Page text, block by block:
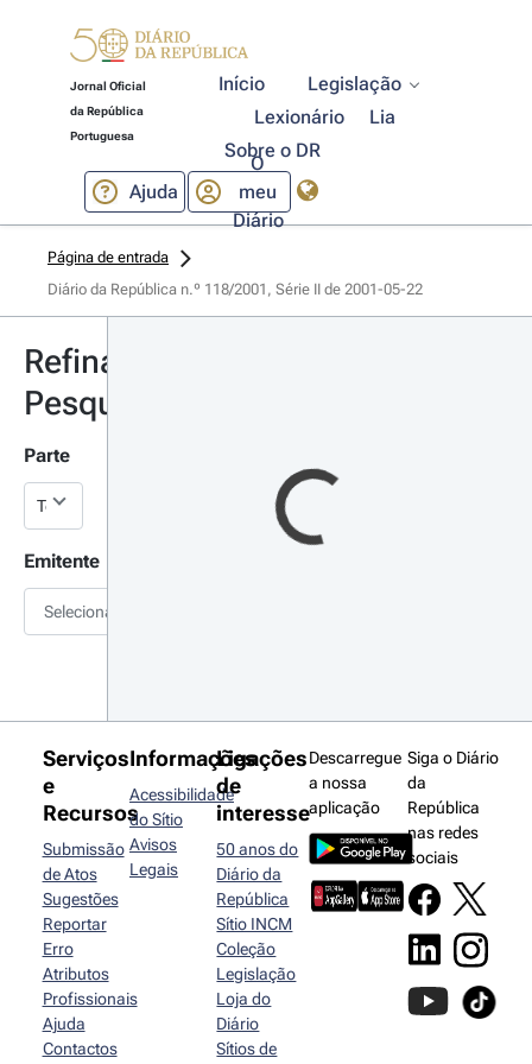
Jornal Oficial
da República
Portuguesa
Início
Legislação
Lexionário
Lia
Sobre o DR
Ajuda
O
meu
Diário
Página de entrada
Diário da República n.º 118/2001, Série II de 2001-05-22
Refinar
Pesquisa
Parte
Emitente
Selecionar
Serviços
e
Recursos
Submissão
de Atos
Sugestões
Reportar
Erro
Atributos
Profissionais
Ajuda
Contactos
Informações
Acessibilidade
do Sítio
Avisos
Legais
Ligações
de
interesse
50 anos do
Diário da
República
Sítio INCM
Coleção
Legislação
Loja do
Diário
Sítios de
Descarregue
a nossa
aplicação
Siga o Diário
da
República
nas redes
sociais